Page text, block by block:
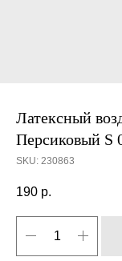
Латексный
Персиковый S
SKU: 230863
190 р.